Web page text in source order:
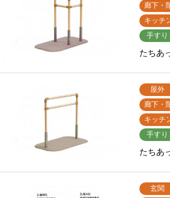
廊下・
キッチ
手すり
たちあ
屋外
廊下・
キッチ
手すり
たちあ
玄関